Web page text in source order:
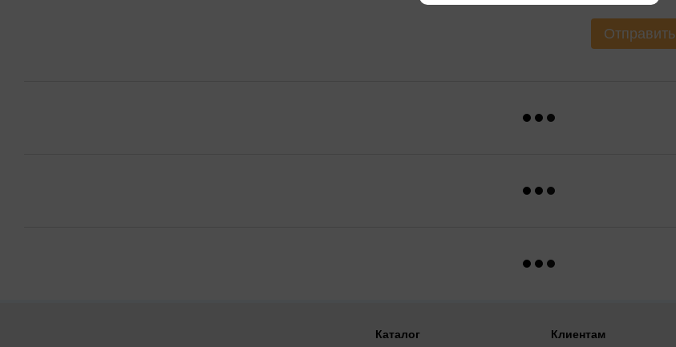
Отправить
Каталог Клиентам